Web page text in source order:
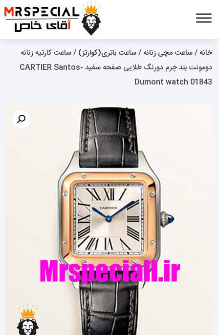
خانه /ساعت مچی زنانه /ساعت باتری(کوارتز) / ساعت کارتیه زنانه
دومونت بند چرم دورنگ طلایی صفحه سفید CARTIER Santos-
Dumont watch 01843